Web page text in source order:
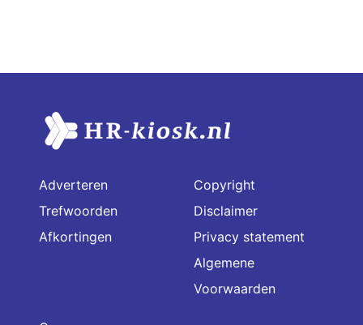
Adverteren
Trefwoorden
Afkortingen
Copyright
Disclaimer
Privacy statement
Algemene
Voorwaarden